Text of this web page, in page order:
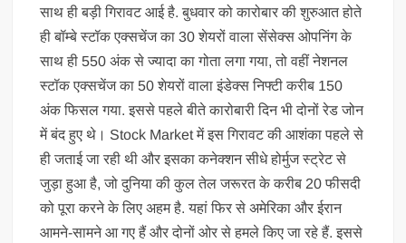
साथ ही बड़ी गिरावट आई है. बुधवार को कारोबार की शुरुआत होते
ही बॉम्बे स्टॉक एक्सचेंज का 30 शेयरों वाला सेंसेक्स ओपनिंग के
साथ ही 550 अंक से ज्यादा का गोता लगा गया, तो वहीं नेशनल
स्टॉक एक्सचेंज का 50 शेयरों वाला इंडेक्स निफ्टी करीब 150
अंक फिसल गया. इससे पहले बीते कारोबारी दिन भी दोनों रेड जोन
में बंद हुए थे। Stock Market में इस गिरावट की आशंका पहले से
ही जताई जा रही थी और इसका कनेक्शन सीधे होर्मुज स्ट्रेट से
जुड़ा हुआ है, जो दुनिया की कुल तेल जरूरत के करीब 20 फीसदी
को पूरा करने के लिए अहम है. यहां फिर से अमेरिका और ईरान
आमने-सामने आ गए हैं और दोनों ओर से हमले किए जा रहे हैं. इससे